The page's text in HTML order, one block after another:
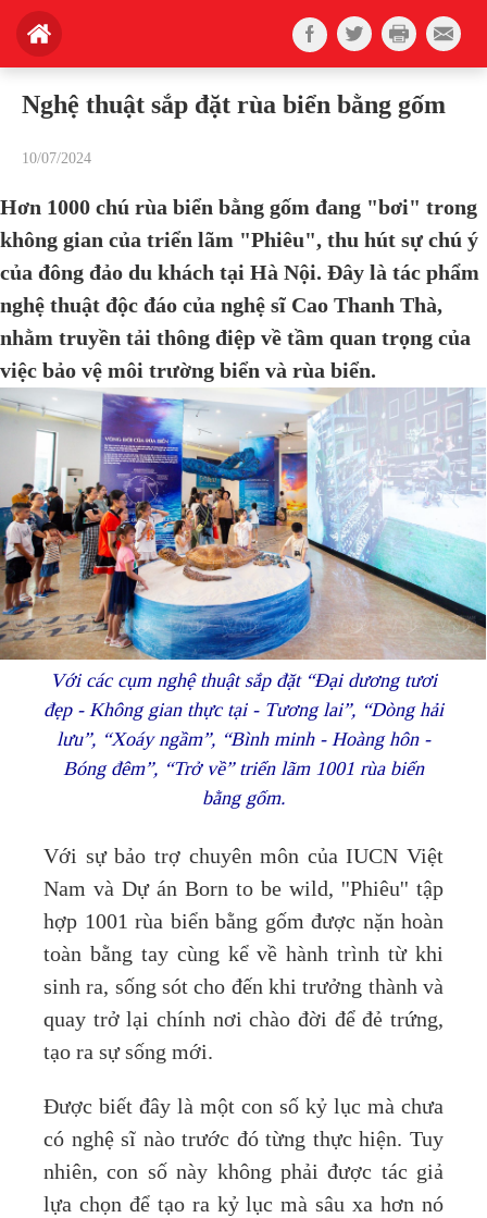
Nghệ thuật sắp đặt rùa biển bằng gốm
10/07/2024
Hơn 1000 chú rùa biển bằng gốm đang "bơi" trong
không gian của triển lãm "Phiêu", thu hút sự chú ý
của đông đảo du khách tại Hà Nội. Đây là tác phẩm
nghệ thuật độc đáo của nghệ sĩ Cao Thanh Thà,
nhằm truyền tải thông điệp về tầm quan trọng của
việc bảo vệ môi trường biển và rùa biển.
Với các cụm nghệ thuật sắp đặt “Đại dương tươi
đẹp - Không gian thực tại - Tương lai”, “Dòng hải
lưu”, “Xoáy ngầm”, “Bình minh - Hoàng hôn -
Bóng đêm”, “Trở về” triển lãm 1001 rùa biển
bằng gốm.
Với sự bảo trợ chuyên môn của IUCN Việt
Nam và Dự án Born to be wild, ''Phiêu'' tập
hợp 1001 rùa biển bằng gốm được nặn hoàn
toàn bằng tay cùng kể về hành trình từ khi
sinh ra, sống sót cho đến khi trưởng thành và
quay trở lại chính nơi chào đời để đẻ trứng,
tạo ra sự sống mới.
Được biết đây là một con số kỷ lục mà chưa
có nghệ sĩ nào trước đó từng thực hiện. Tuy
nhiên, con số này không phải được tác giả
lựa chọn để tạo ra kỷ lục mà sâu xa hơn nó